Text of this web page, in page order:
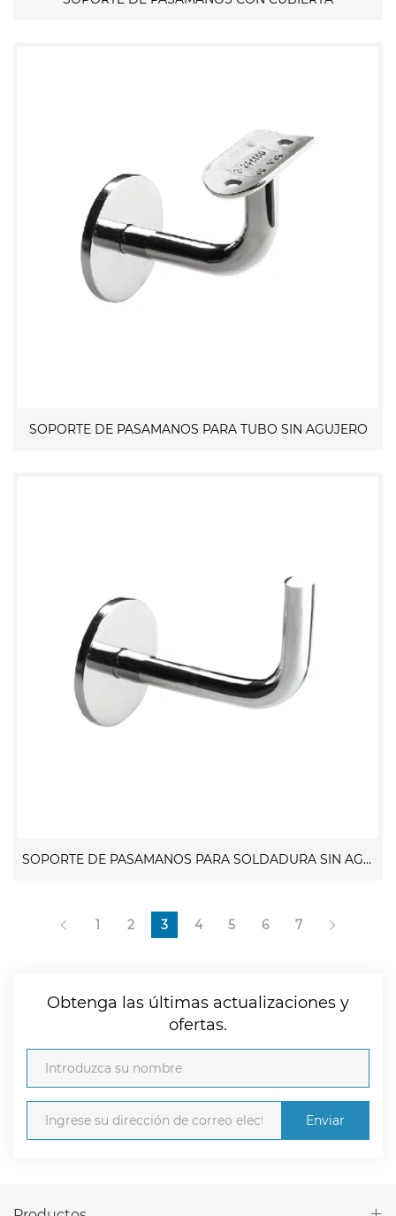
SOPORTE DE PASAMANOS PARA TUBO SIN AGUJERO
SOPORTE DE PASAMANOS PARA SOLDADURA SIN AGUJEROS
1 2 3 4 5 6 7
Obtenga las últimas actualizaciones y
ofertas.
Enviar